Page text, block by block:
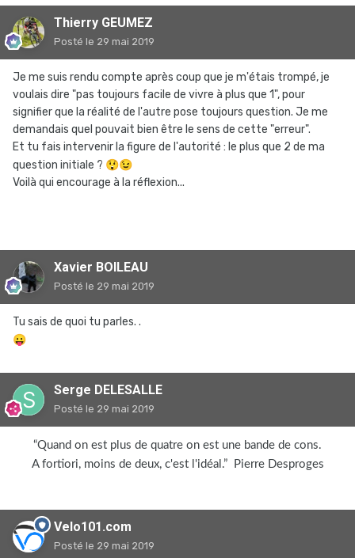
Thierry GEUMEZ
Posté le 29 mai 2019
Je me suis rendu compte après coup que je m'étais trompé, je
voulais dire "pas toujours facile de vivre à plus que 1", pour
signifier que la réalité de l'autre pose toujours question. Je me
demandais quel pouvait bien être le sens de cette "erreur".
Et tu fais intervenir la figure de l'autorité : le plus que 2 de ma
question initiale ? 😲😉
Voilà qui encourage à la réflexion...
Xavier BOILEAU
Posté le 29 mai 2019
Tu sais de quoi tu parles. .
😛
Serge DELESALLE
Posté le 29 mai 2019
“Quand on est plus de quatre on est une bande de cons.
A fortiori, moins de deux, c'est l'idéal.” Pierre Desproges
Velo101.com
Posté le 29 mai 2019